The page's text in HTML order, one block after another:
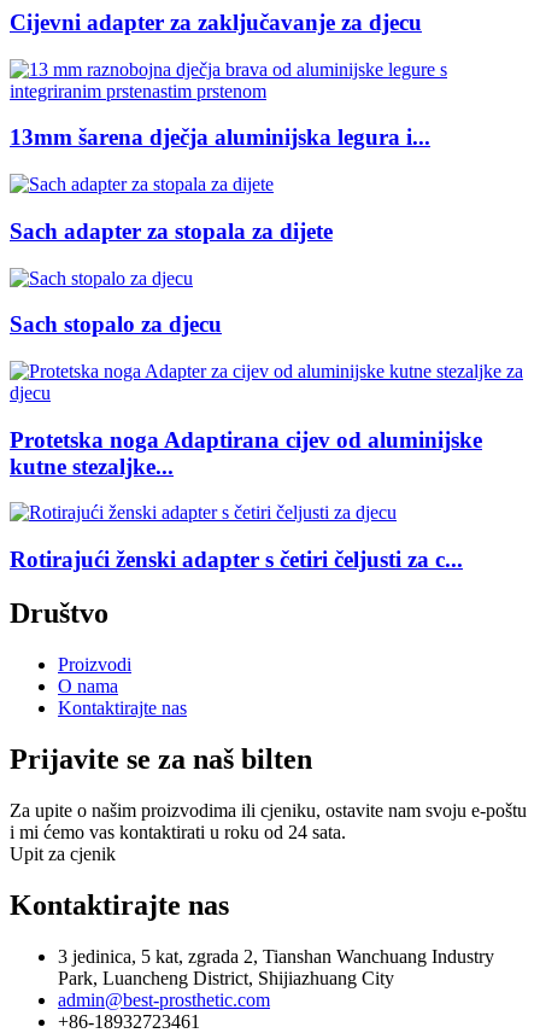
Cijevni adapter za zaključavanje za djecu
13mm šarena dječja aluminijska legura i...
Sach adapter za stopala za dijete
Sach stopalo za djecu
Protetska noga Adaptirana cijev od aluminijske
kutne stezaljke...
Rotirajući ženski adapter s četiri čeljusti za c...
Društvo
Proizvodi
O nama
Kontaktirajte nas
Prijavite se za naš bilten
Za upite o našim proizvodima ili cjeniku, ostavite nam svoju e-poštu
i mi ćemo vas kontaktirati u roku od 24 sata.
Upit za cjenik
Kontaktirajte nas
3 jedinica, 5 kat, zgrada 2, Tianshan Wanchuang Industry
Park, Luancheng District, Shijiazhuang City
admin@best-prosthetic.com
+86-18932723461